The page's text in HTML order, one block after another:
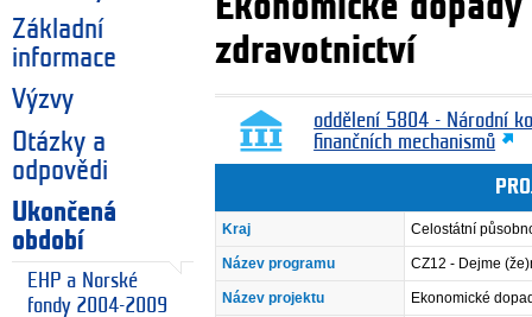
Základní
informace
Výzvy
Otázky a
odpovědi
Ukončená
období
EHP a Norské
fondy 2004-2009
zdravotnictví
oddělení 5804 - Národní
finančních mechanismů
Kraj Celostátní
Název programu CZ12 - Dejme
Název projektu Ekonomické